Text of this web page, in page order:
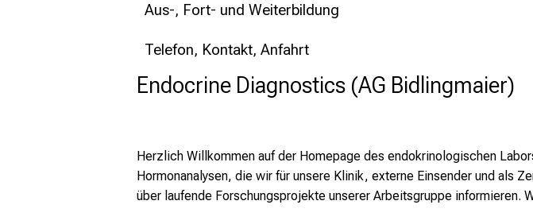
Aus-, Fort- und Weiterbildung
Telefon, Kontakt, Anfahrt
Endocrine Diagnostics (AG Bidlingmaier)
Herzlich Willkommen auf der Homepage des endokrinologischen
Hormonanalysen, die wir für unsere Klinik, externe Einsender und als
über laufende Forschungsprojekte unserer Arbeitsgruppe informieren.